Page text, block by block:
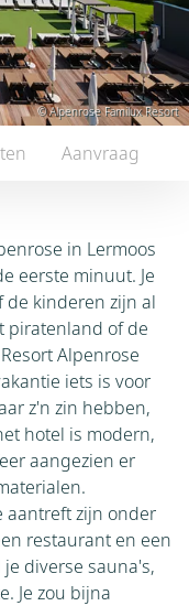
Aanvraag
© Alpenrose Familux Resort
in Lermoos
eerste minuut. Je
kinderen zijn al
piratenland of de
Alpenrose
iets is voor
z'n zin hebben,
hotel is modern,
aangezien er
aantreft zijn onder
restaurant en een
diverse sauna's,
Je zou bijna